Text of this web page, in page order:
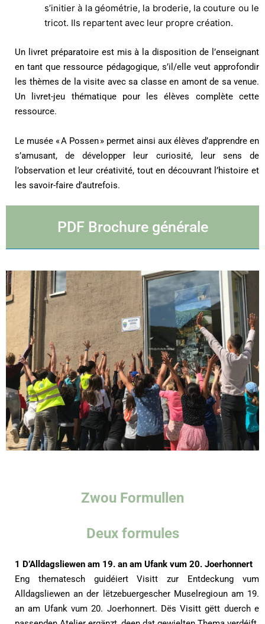
s’initier à la géométrie, la broderie, la couture ou le
tricot. Ils repartent avec leur propre création.
Un livret préparatoire est mis à la disposition de l’enseignant
en tant que ressource pédagogique, s’il/elle veut approfondir
les thèmes de la visite avec sa classe en amont de sa venue.
Un livret-jeu thématique pour les élèves complète cette
ressource.
Le musée « A Possen » permet ainsi aux élèves d’apprendre en
s’amusant, de développer leur curiosité, leur sens de
l’observation et leur créativité, tout en découvrant l’histoire et
les savoir-faire d’autrefois.
PDF Brochure générale
Zwou Formullen
Deux formules
1 D’Alldagsliewen am 19. an am Ufank vum 20. Joerhonnert
Eng thematesch guidéiert Visitt zur Entdeckung vum
Alldagsliewen an der lëtzebuergescher Muselregioun am 19.
an am Ufank vum 20. Joerhonnert. Dës Visitt gëtt duerch e